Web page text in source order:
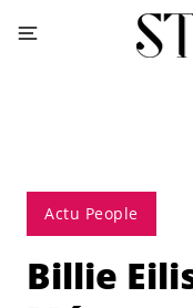
Actu People
Billie